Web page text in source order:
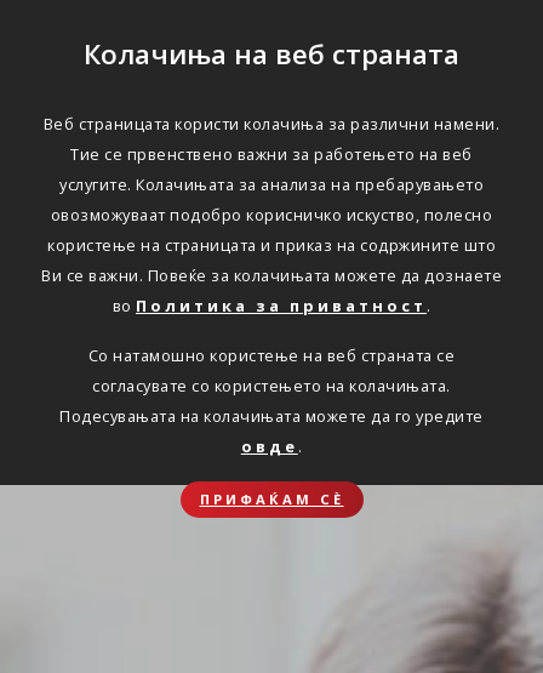
Колачиња на веб страната
Веб страницата користи колачиња за различни намени.
Тие се првенствено важни за работењето на веб
услугите. Колачињата за анализа на пребарувањето
овозможуваат подобро корисничко искуство, полесно
користење на страницата и приказ на содржините што
Ви се важни. Повеќе за колачињата можете да дознаете
во Политика за приватност .
Со натамошно користење на веб страната се
согласувате со користењето на колачињата.
Подесувањата на колачињата можете да го уредите
овде .
ПРИФАЌАМ СЀ